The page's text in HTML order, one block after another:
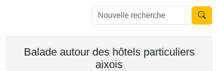
Balade autour des hôtels particuliers
aixois